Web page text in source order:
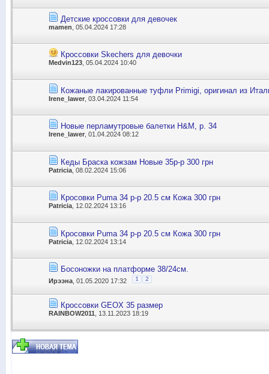
Детские кроссовки для девочек
mamen , 05.04.2024 17:28
Кроссовки Skechers для девочки
Medvin123 , 05.04.2024 10:40
Кожаные лакированные туфли Primigi, оригинал из
Irene_lawer , 03.04.2024 11:54
Новые перламутровые балетки Н&М, р. 34
Irene_lawer , 01.04.2024 08:12
Кеды Браска кожзам Новые 35р-р 300 грн
Patricia , 08.02.2024 15:06
Кросовки Puma 34 р-р 20.5 см Кожа 300 грн
Patricia , 12.02.2024 13:16
Кросовки Puma 34 р-р 20.5 см Кожа 300 грн
Patricia , 12.02.2024 13:14
Босоножки на платформе 38/24см.
Ирээна , 01.05.2020 17:32 1 2
Кроссовки GEOX 35 размер
RAINBOW2011 , 13.11.2023 18:19